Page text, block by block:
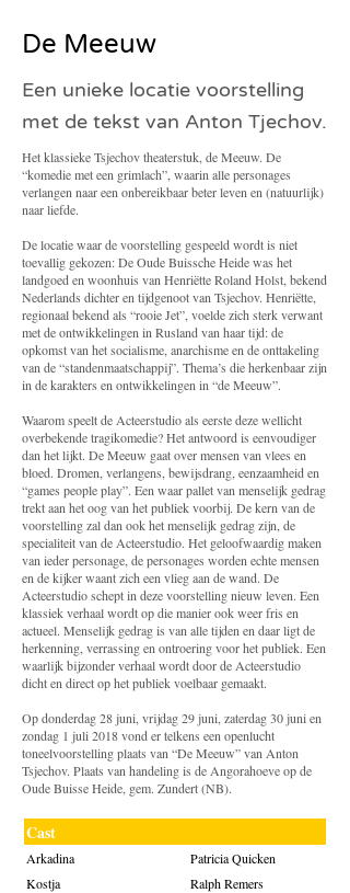
De Meeuw
Een unieke locatie voorstelling
met de tekst van Anton Tjechov.
Het klassieke Tsjechov theaterstuk, de Meeuw. De
“komedie met een grimlach”, waarin alle personages
verlangen naar een onbereikbaar beter leven en (natuurlijk)
naar liefde.
De locatie waar de voorstelling gespeeld wordt is niet
toevallig gekozen: De Oude Buissche Heide was het
landgoed en woonhuis van Henriëtte Roland Holst, bekend
Nederlands dichter en tijdgenoot van Tsjechov. Henriëtte,
regionaal bekend als “rooie Jet”, voelde zich sterk verwant
met de ontwikkelingen in Rusland van haar tijd: de
opkomst van het socialisme, anarchisme en de onttakeling
van de “standenmaatschappij”. Thema’s die herkenbaar zijn
in de karakters en ontwikkelingen in “de Meeuw”.
Waarom speelt de Acteerstudio als eerste deze wellicht
overbekende tragikomedie? Het antwoord is eenvoudiger
dan het lijkt. De Meeuw gaat over mensen van vlees en
bloed. Dromen, verlangens, bewijsdrang, eenzaamheid en
“games people play”. Een waar pallet van menselijk gedrag
trekt aan het oog van het publiek voorbij. De kern van de
voorstelling zal dan ook het menselijk gedrag zijn, de
specialiteit van de Acteerstudio. Het geloofwaardig maken
van ieder personage, de personages worden echte mensen
en de kijker waant zich een vlieg aan de wand. De
Acteerstudio schept in deze voorstelling nieuw leven. Een
klassiek verhaal wordt op die manier ook weer fris en
actueel. Menselijk gedrag is van alle tijden en daar ligt de
herkenning, verrassing en ontroering voor het publiek. Een
waarlijk bijzonder verhaal wordt door de Acteerstudio
dicht en direct op het publiek voelbaar gemaakt.
Op donderdag 28 juni, vrijdag 29 juni, zaterdag 30 juni en
zondag 1 juli 2018 vond er telkens een openlucht
toneelvoorstelling plaats van “De Meeuw” van Anton
Tsjechov. Plaats van handeling is de Angorahoeve op de
Oude Buisse Heide, gem. Zundert (NB).
Cast
Arkadina
Patricia Quicken
Kostja
Ralph Remers